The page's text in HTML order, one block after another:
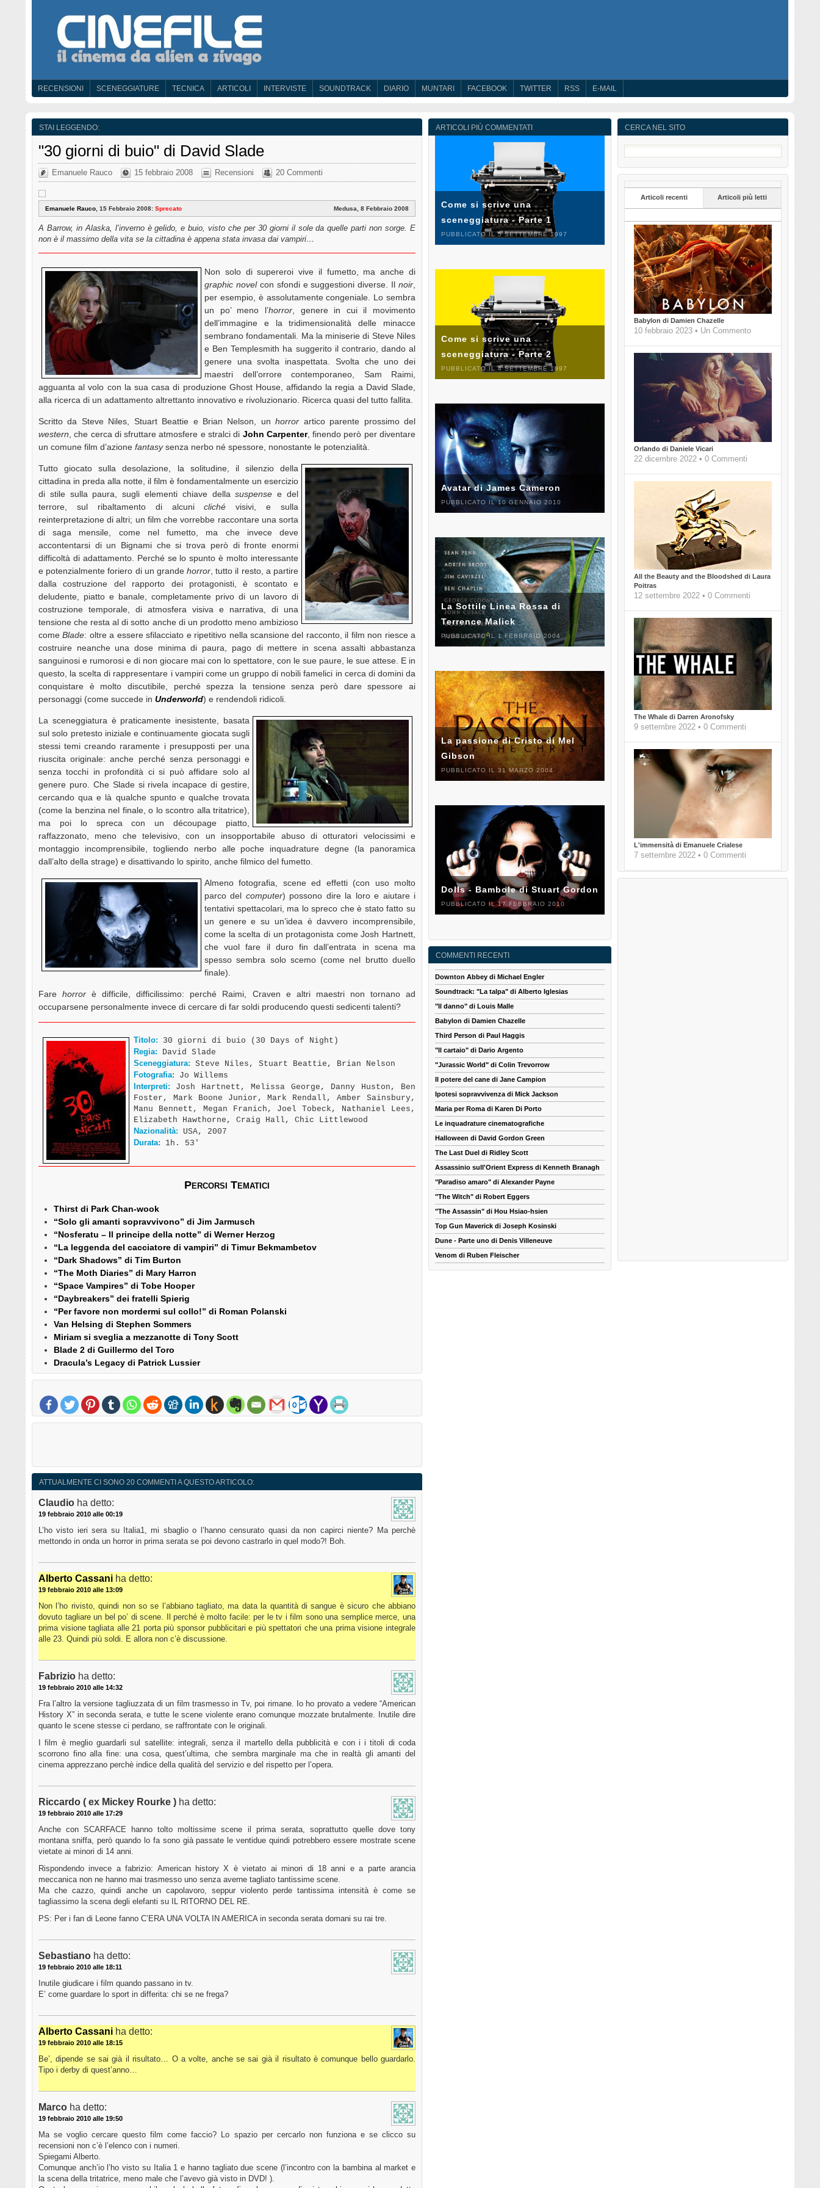
RECENSIONI SCENEGGIATURE TECNICA ARTICOLI INTERVISTE SOUNDTRACK DIARIO MUNTARI FACEBOOK TWITTER RSS E-MAIL
STAI LEGGENDO:
"30 giorni di buio" di David Slade
Emanuele Rauco 15 febbraio 2008 Recensioni 20 Commenti
Emanuele Rauco , 15 Febbraio 2008: Sprecato Medusa, 8 Febbraio 2008
A Barrow, in Alaska, l’inverno è gelido, e buio, visto che per 30 giorni il sole da quelle parti non sorge. E
non è il massimo della vita se la cittadina è appena stata invasa dai vampiri…
Non solo di supereroi vive il fumetto, ma anche di
graphic novelcon sfondi e suggestioni diverse. Il noir
per esempio, è assolutamente congeniale. Lo sembra
un po’ meno l’horror, genere in cui il movimento
dell’immagine e la tridimensionalità delle minacce
sembrano fondamentali. Ma la miniserie di Steve Niles
e Ben Templesmith ha suggerito il contrario, dando al
genere una svolta inaspettata. Svolta che uno dei
maestri dell’orrore contemporaneo, Sam Raimi,
agguanta al volo con la sua casa di produzione Ghost House, affidando la regia a David Slade,
alla ricerca di un adattamento altrettanto innovativo e rivoluzionario. Ricerca quasi del tutto fallita.
Scritto da Steve Niles, Stuart Beattie e Brian Nelson, unhorror artico parente prossimo del
western , che cerca di sfruttare atmosfere e stralci di John Carpenter, finendo però per diventare
un comune film d’azione fantasysenza nerbo né spessore, nonostante le potenzialità.
Tutto giocato sulla desolazione, la solitudine, il silenzio della
cittadina in preda alla notte, il film è fondamentalmente un esercizio
di stile sulla paura, sugli elementi chiave dellasuspense e del
terrore, sul ribaltamento di alcunicliché visivi, e sulla
reinterpretazione di altri; un film che vorrebbe raccontare una sorta
di saga mensile, come nel fumetto, ma che invece deve
accontentarsi di un Bignami che si trova però di fronte enormi
difficoltà di adattamento. Perché se lo spunto è molto interessante
e potenzialmente foriero di un grandehorror , tutto il resto, a partire
dalla costruzione del rapporto dei protagonisti, è scontato e
deludente, piatto e banale, completamente privo di un lavoro di
costruzione temporale, di atmosfera visiva e narrativa, di una
tensione che resta al di sotto anche di un prodotto meno ambizioso
comeBlade: oltre a essere sfilacciato e ripetitivo nella scansione del racconto, il film non riesce a
costruire neanche una dose minima di paura, pago di mettere in scena assalti abbastanza
sanguinosi e rumorosi e di non giocare mai con lo spettatore, con le sue paure, le sue attese. E in
questo, la scelta di rappresentare i vampiri come un gruppo di nobili famelici in cerca di domini da
conquistare è molto discutibile, perché spezza la tensione senza però dare spessore ai
personaggi (come succede in Underworld) e rendendoli ridicoli.
La sceneggiatura è praticamente inesistente, basata
sul solo pretesto iniziale e continuamente giocata sugli
stessi temi creando raramente i presupposti per una
riuscita originale: anche perché senza personaggi e
senza tocchi in profondità ci si può affidare solo al
genere puro. Che Slade si rivela incapace di gestire,
cercando qua e là qualche spunto e qualche trovata
(come la benzina nel finale, o lo scontro alla tritatrice),
ma poi lo spreca con un découpage piatto,
raffazzonato, meno che televisivo, con un insopportabile abuso di otturatori velocissimi e
montaggio incomprensibile, togliendo nerbo alle poche inquadrature degne (la panoramica
dall’alto della strage) e disattivando lo spirito, anche filmico del fumetto.
Almeno fotografia, scene ed effetti (con uso molto
parco del computer) possono dire la loro e aiutare i
tentativi spettacolari, ma lo spreco che è stato fatto su
un genere e su un’idea è davvero incomprensibile,
come la scelta di un protagonista come Josh Hartnett,
che vuol fare il duro fin dall’entrata in scena ma
spesso sembra solo scemo (come nel brutto duello
finale).
Farehorror è difficile, difficilissimo: perché Raimi, Craven e altri maestri non tornano ad
occuparsene personalmente invece di cercare di far soldi producendo questi sedicenti talenti?
Titolo: 30 giorni di buio (30 Days of Night)
Regia: David Slade
Sceneggiatura: Steve Niles, Stuart Beattie, Brian Nelson
Fotografia: Jo Willems
Interpreti: Josh Hartnett, Melissa George, Danny Huston, Ben
Foster, Mark Boone Junior, Mark Rendall, Amber Sainsbury,
Manu Bennett, Megan Franich, Joel Tobeck, Nathaniel Lees,
Elizabeth Hawthorne, Craig Hall, Chic Littlewood
Nazionalità: USA, 2007
Durata: 1h. 53′
Percorsi Tematici
Thirst di Park Chan-wook
“Solo gli amanti sopravvivono” di Jim Jarmusch
“Nosferatu – Il principe della notte” di Werner Herzog
“La leggenda del cacciatore di vampiri” di Timur Bekmambetov
“Dark Shadows” di Tim Burton
“The Moth Diaries” di Mary Harron
“Space Vampires” di Tobe Hooper
“Daybreakers” dei fratelli Spierig
“Per favore non mordermi sul collo!” di Roman Polanski
Van Helsing di Stephen Sommers
Miriam si sveglia a mezzanotte di Tony Scott
Blade 2 di Guillermo del Toro
Dracula’s Legacy di Patrick Lussier
ATTUALMENTE CI SONO 20 COMMENTI A QUESTO ARTICOLO:
Claudio ha detto:
19 febbraio 2010 alle 00:19
L’ho visto ieri sera su Italia1, mi sbaglio o l’hanno censurato quasi da non capirci niente? Ma perchè
mettondo in onda un horror in prima serata se poi devono castrarlo in quel modo?! Boh.
Alberto Cassani ha detto:
19 febbraio 2010 alle 13:09
Non l’ho rivisto, quindi non so se l’abbiano tagliato, ma data la quantità di sangue è sicuro che abbiano
dovuto tagliare un bel po’ di scene. Il perché è molto facile: per le tv i film sono una semplice merce, una
prima visione tagliata alle 21 porta più sponsor pubblicitari e più spettatori che una prima visione integrale
alle 23. Quindi più soldi. E allora non c’è discussione.
Fabrizio ha detto:
19 febbraio 2010 alle 14:32
Fra l’altro la versione tagliuzzata di un film trasmesso in Tv, poi rimane. Io ho provato a vedere “American
History X” in seconda serata, e tutte le scene violente erano comunque mozzate brutalmente. Inutile dire
quanto le scene stesse ci perdano, se raffrontate con le originali.
I film è meglio guardarli sul satellite: integrali, senza il martello della pubblicità e con i i titoli di coda
scorrono fino alla fine: una cosa, quest’ultima, che sembra marginale ma che in realtà gli amanti del
cinema apprezzano perchè indice della qualità del servizio e del rispetto per l’opera.
Riccardo ( ex Mickey Rourke ) ha detto:
19 febbraio 2010 alle 17:29
Anche con SCARFACE hanno tolto moltissime scene il prima serata, soprattutto quelle dove tony
montana sniffa, però quando lo fa sono già passate le ventidue quindi potrebbero essere mostrate scene
vietate ai minori di 14 anni.
Rispondendo invece a fabrizio: American history X è vietato ai minori di 18 anni e a parte arancia
meccanica non ne hanno mai trasmesso uno senza averne tagliato tantissime scene.
Ma che cazzo, quindi anche un capolavoro, seppur violento perde tantissima intensità è come se
tagliassimo la scena degli elefanti su IL RITORNO DEL RE.
PS: Per i fan di Leone fanno C’ERA UNA VOLTA IN AMERICA in seconda serata domani su rai tre.
Sebastiano ha detto:
19 febbraio 2010 alle 18:11
Inutile giudicare i film quando passano in tv.
E’ come guardare lo sport in differita: chi se ne frega?
Alberto Cassani ha detto:
19 febbraio 2010 alle 18:15
Be’, dipende se sai già il risultato… O a volte, anche se sai già il risultato è comunque bello guardarlo.
Tipo i derby di quest’anno…
Marco ha detto:
19 febbraio 2010 alle 19:50
Ma se voglio cercare questo film come faccio? Lo spazio per cercarlo non funziona e se clicco su
recensioni non c’è l’elenco con i numeri.
Spiegami Alberto.
Comunque anch’io l’ho visto su Italia 1 e hanno tagliato due scene (l’incontro con la bambina al market e
la scena della tritatrice, meno male che l’avevo già visto in DVD! ).
CERCA NEL SITO
Articoli recenti Articoli più letti
Babylon di Damien Chazelle
10 febbraio 2023 • Un Commento
Orlando di Daniele Vicari
22 dicembre 2022 • 0 Commenti
All the Beauty and the Bloodshed di Laura
Poitras
12 settembre 2022 • 0 Commenti
The Whale di Darren Aronofsky
9 settembre 2022 • 0 Commenti
L'immensità di Emanuele Crialese
7 settembre 2022 • 0 Commenti
ARTICOLI PIÙ COMMENTATI
Come si scrive una
sceneggiatura - Parte 1
PUBBLICATO IL 5 SETTEMBRE 1997
Come si scrive una
sceneggiatura - Parte 2
PUBBLICATO IL 4 SETTEMBRE 1997
Avatar di James Cameron
PUBBLICATO IL 10 GENNAIO 2010
La Sottile Linea Rossa di
Terrence Malick
PUBBLICATO IL 1 FEBBRAIO 2004
La passione di Cristo di Mel
Gibson
PUBBLICATO IL 31 MARZO 2004
Dolls - Bambole di Stuart Gordon
PUBBLICATO IL 17 FEBBRAIO 2010
COMMENTI RECENTI
Downton Abbey di Michael Engler
Soundtrack: "La talpa" di Alberto Iglesias
"Il danno" di Louis Malle
Babylon di Damien Chazelle
Third Person di Paul Haggis
"Il cartaio" di Dario Argento
"Jurassic World" di Colin Trevorrow
Il potere del cane di Jane Campion
Ipotesi sopravvivenza di Mick Jackson
Maria per Roma di Karen Di Porto
Le inquadrature cinematografiche
Halloween di David Gordon Green
The Last Duel di Ridley Scott
Assassinio sull'Orient Express di Kenneth Branagh
"Paradiso amaro" di Alexander Payne
"The Witch" di Robert Eggers
"The Assassin" di Hou Hsiao-hsien
Top Gun Maverick di Joseph Kosinski
Dune - Parte uno di Denis Villeneuve
Venom di Ruben Fleischer